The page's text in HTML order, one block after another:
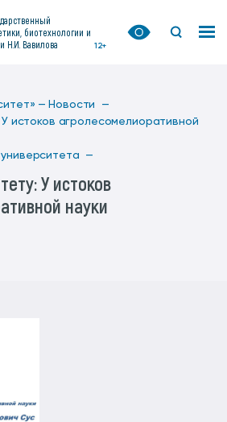
биотехнологии и
Н.И. Вавилова
12+
— Новости —
У истоков агролесомелиоративной
университета —
У истоков
науки